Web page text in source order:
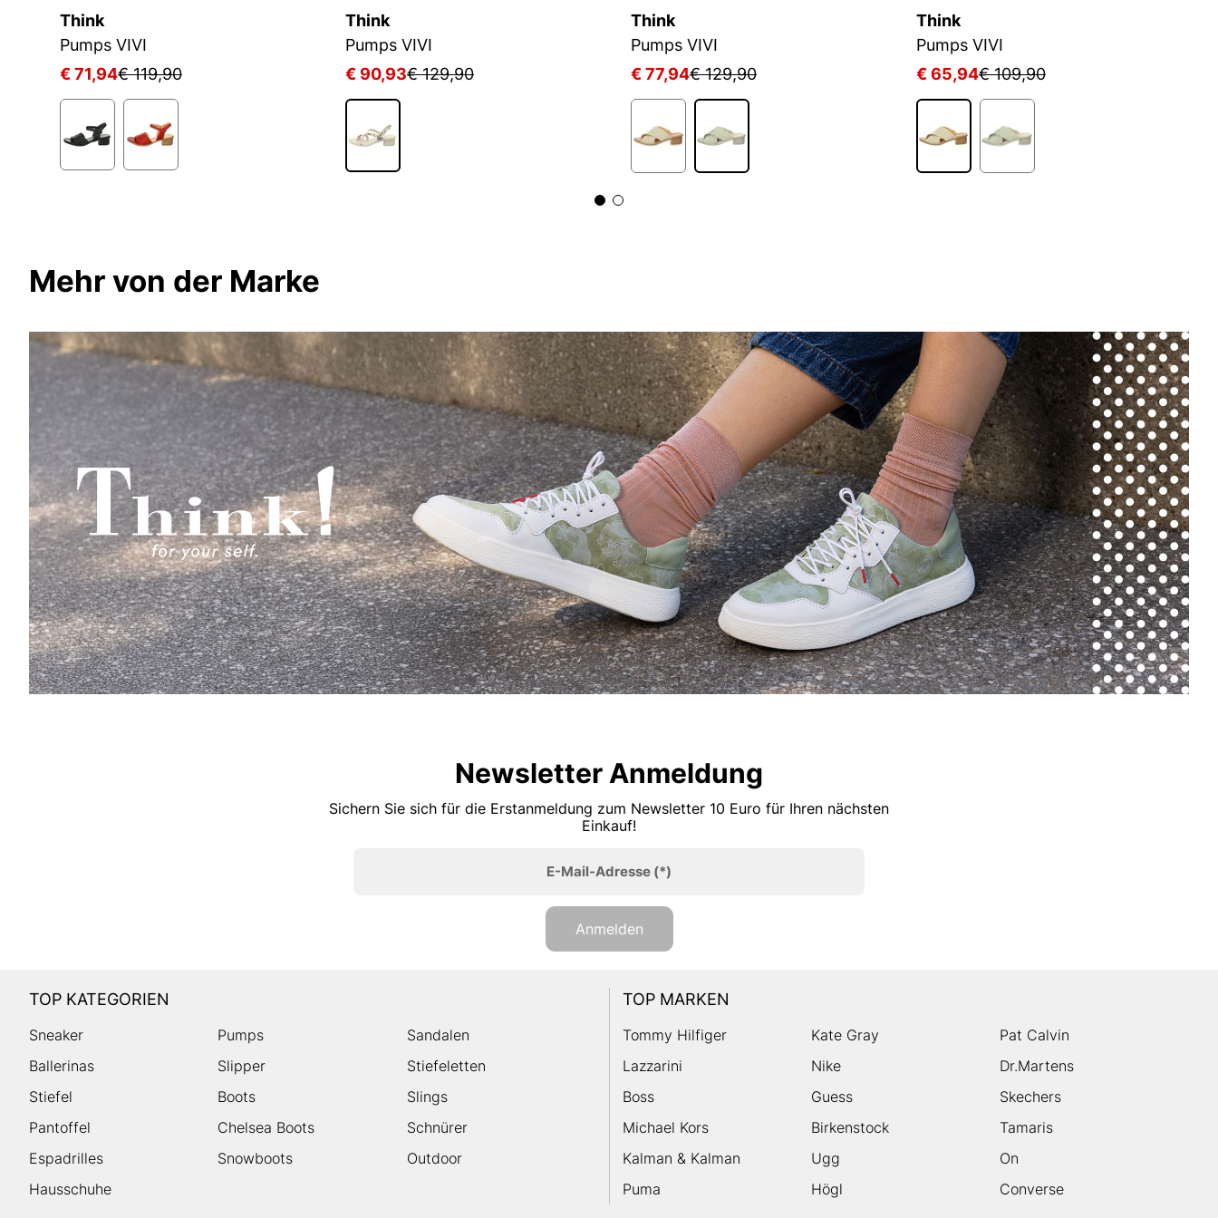
Think
Pumps VIVI
€ 71,94€ 119,90
Think
Pumps VIVI
€ 90,93€ 129,90
Think
Pumps VIVI
€ 77,94€ 129,90
Think
Pumps VIVI
€ 65,94€ 109,90
Mehr von der Marke
Newsletter Anmeldung
Sichern Sie sich für die Erstanmeldung zum Newsletter 10 Euro für Ihren nächsten
Einkauf!
E-Mail-Adresse(*)
Anmelden
TOP KATEGORIEN
Sneaker Pumps
Sandalen
Ballerinas
Slipper
Stiefeletten
Stiefel
Boots
Slings
Pantoffel
Chelsea Boots
Schnürer
Espadrilles
Snowboots
Outdoor
Hausschuhe
TOP MARKEN
Tommy Hilfiger Kate Gray
Pat Calvin
Lazzarini
Nike
Dr.Martens
Boss
Guess
Skechers
Michael Kors
Birkenstock
Tamaris
Kalman & Kalman
Ugg
On
Puma
Högl Converse